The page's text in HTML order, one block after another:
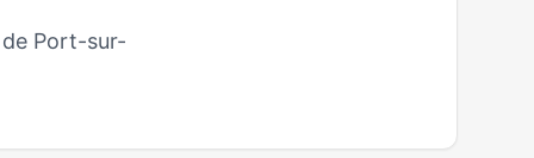
Port-sur-